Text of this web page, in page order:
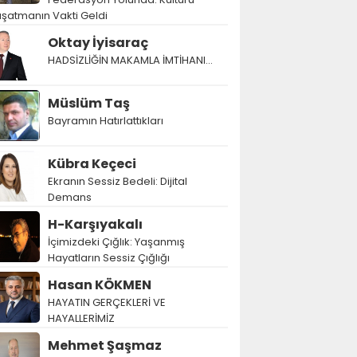
Ökkeş Toy
avrupaolay.com'da
İmtiyaz Sahibi ve
Genel Yayın
Yönetmeni
Vakti Geldi
Oktay İyisaraç
HADSİZLİĞİN MAKAMLA İMTİHANI…
Müslüm Taş
Bayramın Hatırlattıkları
Kübra Keçeci
Ekranın Sessiz Bedeli: Dijital
Demans
H-Karşıyakalı
İçimizdeki Çığlık: Yaşanmış
Hayatların Sessiz Çığlığı
Hasan KÖKMEN
HAYATIN GERÇEKLERİ VE
HAYALLERİMİZ
Mehmet Şaşmaz